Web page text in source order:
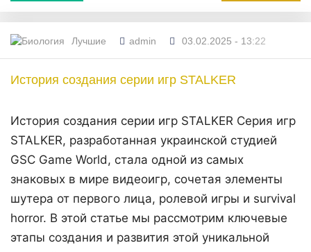
Лучшие admin 03.02.2025 - 13:22
История создания серии игр STALKER
История создания серии игр STALKER Серия игр
STALKER, разработанная украинской студией
GSC Game World, стала одной из самых
знаковых в мире видеоигр, сочетая элементы
шутера от первого лица, ролевой игры и survival
horror. В этой статье мы рассмотрим ключевые
этапы создания и развития этой уникальной